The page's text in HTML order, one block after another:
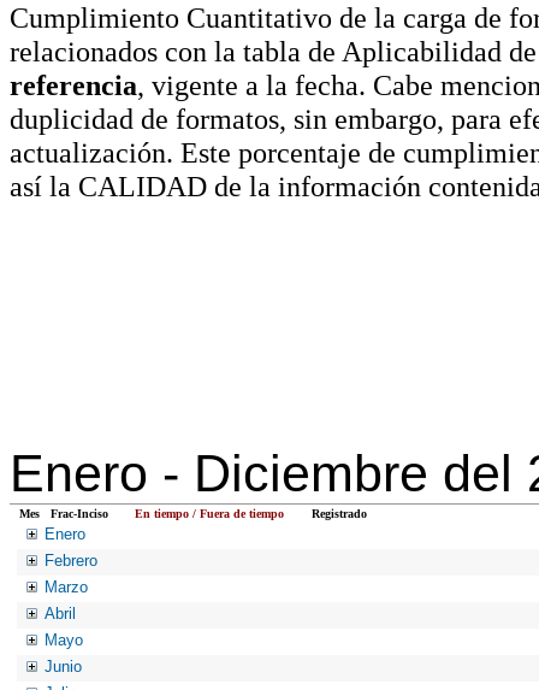
Cumplimiento Cuantitativo de la carga de
relacionados con la tabla de Aplicabilidad
referencia, vigente a la fecha. Cabe
duplicidad de formatos, sin embargo, para
actualización. Este porcentaje de
así la CALIDAD de la información
Enero - Diciembre del
Mes Frac-Inciso En tiempo / Fuera de tiempo Registrado
Enero
Febrero
Marzo
Abril
Mayo
Junio